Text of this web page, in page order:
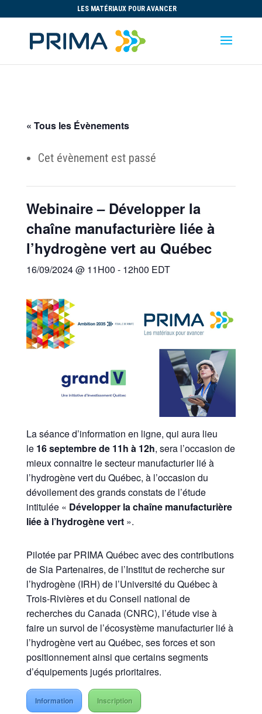
LES MATÉRIAUX POUR AVANCER
« Tous les Évènements
Cet évènement est passé
Webinaire – Développer la
chaîne manufacturière liée à
l’hydrogène vert au Québec
16/09/2024 @ 11H00 - 12h00 EDT
La séance d’information en ligne, qui aura lieu
le 16 septembre de 11h à 12h, sera l’occasion de
mieux connaitre le secteur manufacturier lié à
l’hydrogène vert du Québec, à l’occasion du
dévoilement des grands constats de l’étude
intitulée « Développer la chaîne manufacturière
liée à l’hydrogène vert ».
Pilotée par PRIMA Québec avec des contributions
de Sia Partenaires, de l’Institut de recherche sur
l’hydrogène (IRH) de l’Université du Québec à
Trois-Rivières et du Conseil national de
recherches du Canada (CNRC), l’étude vise à
faire un survol de l’écosystème manufacturier lié à
l’hydrogène vert au Québec, ses forces et son
positionnement ainsi que certains segments
d’équipements jugés prioritaires.
Information Inscription